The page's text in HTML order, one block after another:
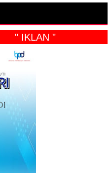
" IKLAN "